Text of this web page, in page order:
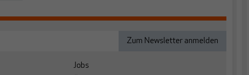
Jobs